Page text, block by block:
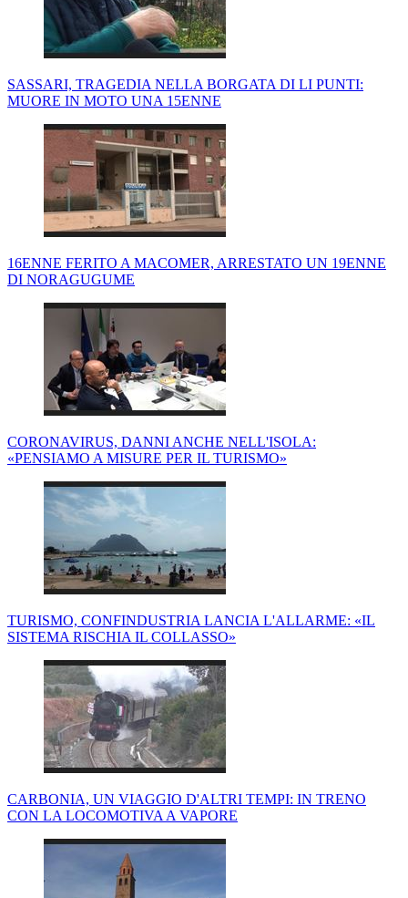
SASSARI, TRAGEDIA NELLA BORGATA DI LI PUNTI:
MUORE IN MOTO UNA 15ENNE
16ENNE FERITO A MACOMER, ARRESTATO UN 19ENNE
DI NORAGUGUME
CORONAVIRUS, DANNI ANCHE NELL'ISOLA:
«PENSIAMO A MISURE PER IL TURISMO»
TURISMO, CONFINDUSTRIA LANCIA L'ALLARME: «IL
SISTEMA RISCHIA IL COLLASSO»
CARBONIA, UN VIAGGIO D'ALTRI TEMPI: IN TRENO
CON LA LOCOMOTIVA A VAPORE